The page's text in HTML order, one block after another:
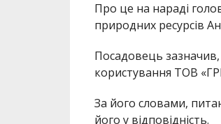
Про це на нараді
природних ресурсів
Посадовець
користування ТОВ
За його словами,
його у відповідність.